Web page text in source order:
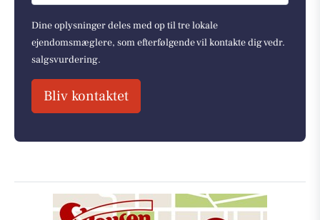
Dine oplysninger deles med op til tre lokale
ejendomsmæglere, som efterfølgende vil kontakte dig vedr.
salgsvurdering.
Bliv kontaktet